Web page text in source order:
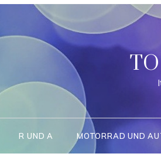
R UND A MOTORRAD UND